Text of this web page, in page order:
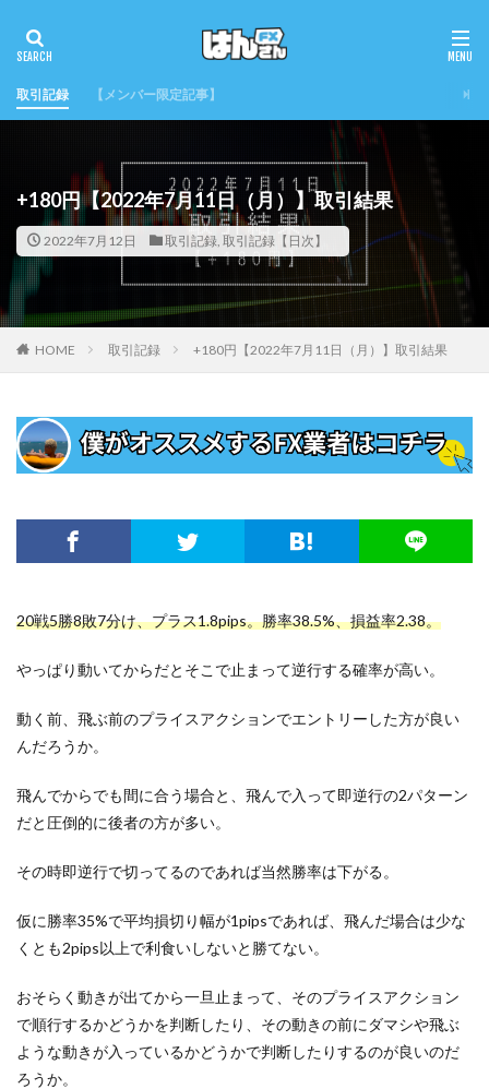
取引記録 【メンバー限定記事】
+180円【2022年7月11日（月）】取引結果
2022年7月12日 取引記録, 取引記録【日次】
HOME 取引記録 +180円【2022年7月11日（月）】取引結果
20戦5勝8敗7分け、プラス1.8pips。勝率38.5%、損益率2.38。
やっぱり動いてからだとそこで止まって逆行する確率が高い。
動く前、飛ぶ前のプライスアクションでエントリーした方が良い
んだろうか。
飛んでからでも間に合う場合と、飛んで入って即逆行の2パターン
だと圧倒的に後者の方が多い。
その時即逆行で切ってるのであれば当然勝率は下がる。
仮に勝率35%で平均損切り幅が1pipsであれば、飛んだ場合は少な
くとも2pips以上で利食いしないと勝てない。
おそらく動きが出てから一旦止まって、そのプライスアクション
で順行するかどうかを判断したり、その動きの前にダマシや飛ぶ
ような動きが入っているかどうかで判断したりするのが良いのだ
ろうか。